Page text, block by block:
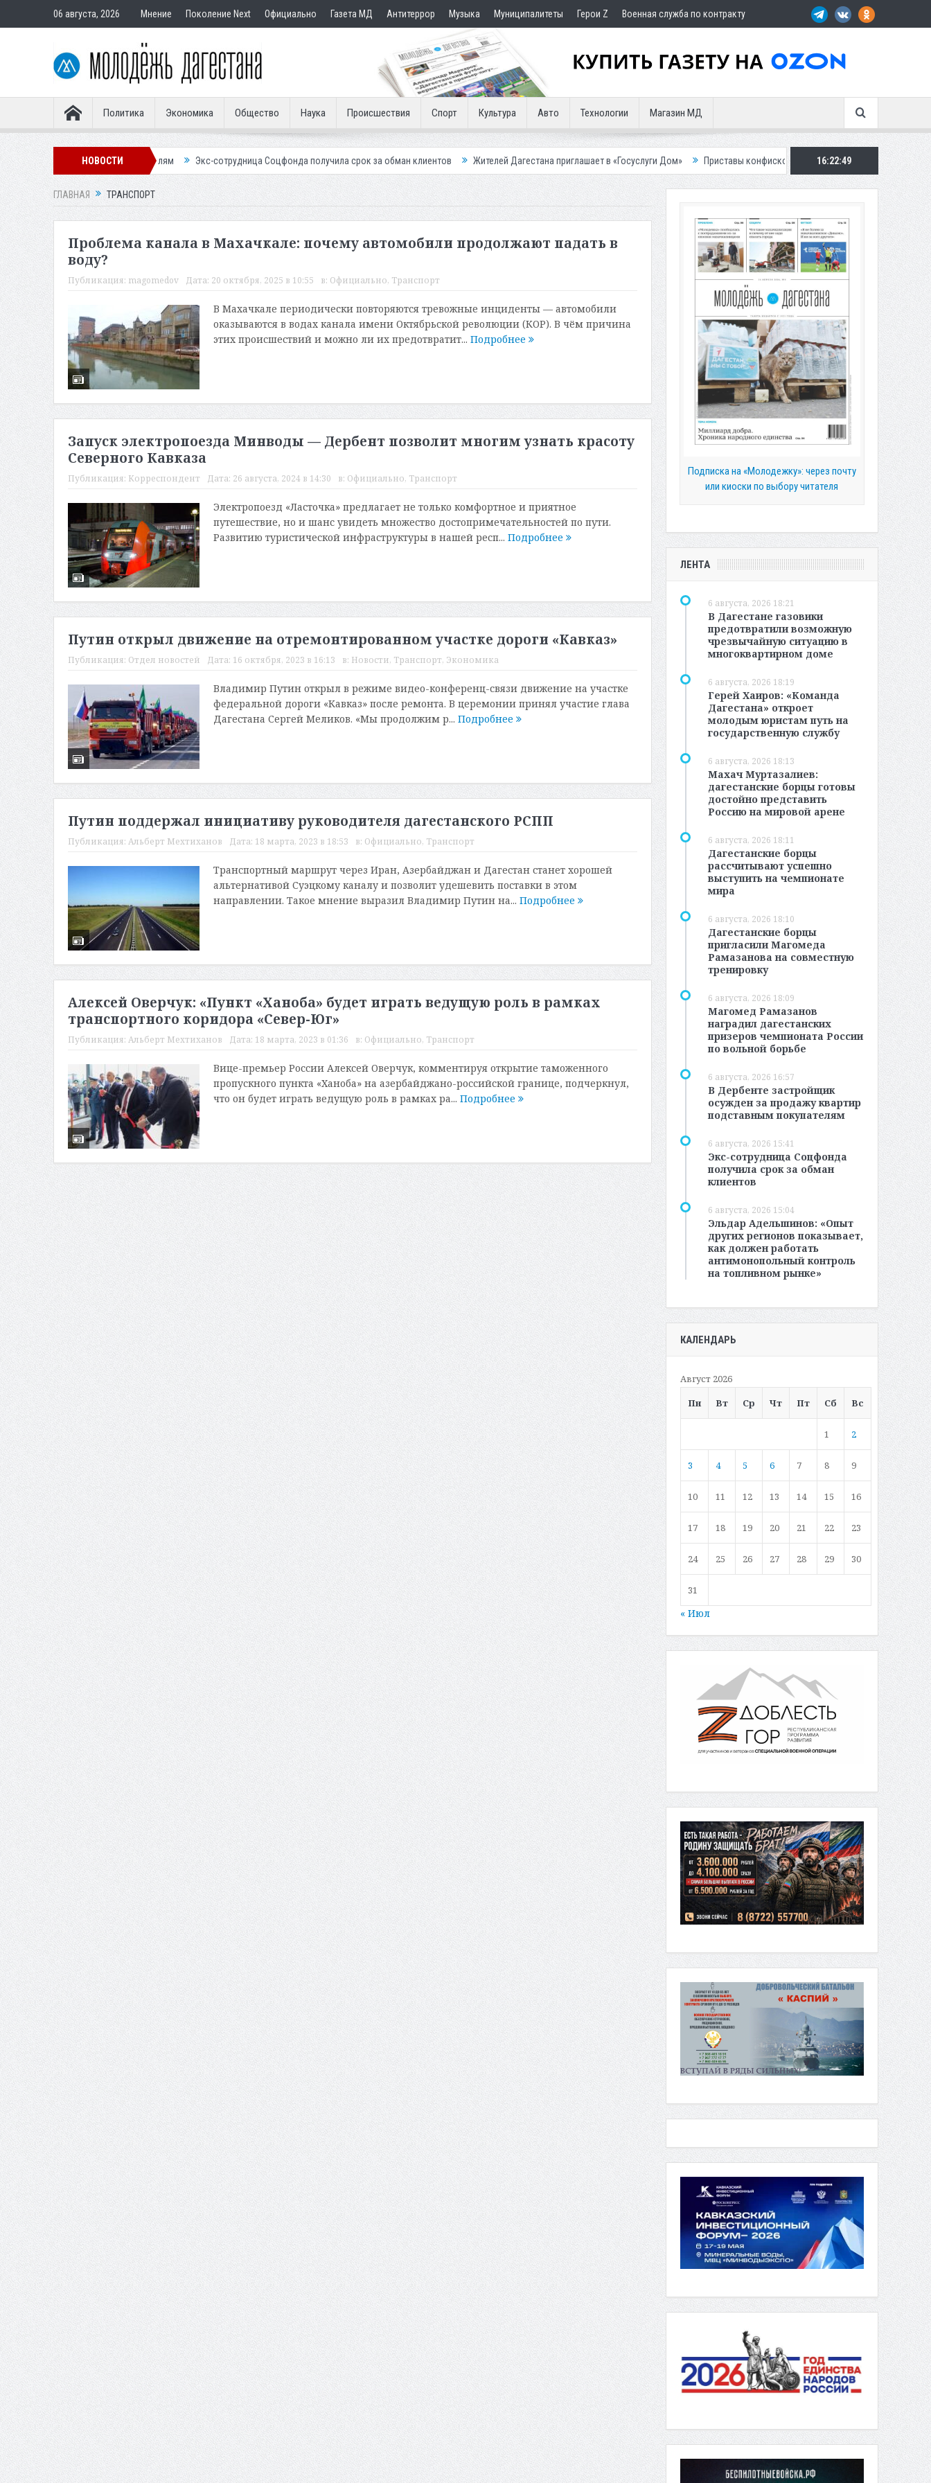
06 августа, 2026 Мнение Поколение Next Официально Газета МД Антитеррор Музыка Муниципалитеты Герои Z Военная служба по контракту
Политика Экономика Общество Наука Происшествия Спорт Культура Авто Технологии Магазин МД
НОВОСТИ
покупателям Экс-сотрудница Соцфонда получила срок за обман клиентов Жителей Дагестана приглашает в «Госуслуги Дом» Приставы конфисковали двух бурых медведей у жителя Дагестана
16:22:50
ГЛАВНАЯ ТРАНСПОРТ
Проблема канала в Махачкале: почему автомобили продолжают падать в
воду?
Публикация: magomedov Дата: 20 октября, 2025 в 10:55 в: Официально, Транспорт
В Махачкале периодически повторяются тревожные инциденты — автомобили
оказываются в водах канала имени Октябрьской революции (КОР). В чём причина
этих происшествий и можно ли их предотвратит... Подробнее
Запуск электропоезда Минводы — Дербент позволит многим узнать красоту
Северного Кавказа
Публикация: Корреспондент Дата: 26 августа, 2024 в 14:30 в: Официально, Транспорт
Электропоезд «Ласточка» предлагает не только комфортное и приятное
путешествие, но и шанс увидеть множество достопримечательностей по пути.
Развитию туристической инфраструктуры в нашей респ... Подробнее
Путин открыл движение на отремонтированном участке дороги «Кавказ»
Публикация: Отдел новостей Дата: 16 октября, 2023 в 16:13 в: Новости, Транспорт, Экономика
Владимир Путин открыл в режиме видео-конференц-связи движение на участке
федеральной дороги «Кавказ» после ремонта. В церемонии принял участие глава
Дагестана Сергей Меликов. «Мы продолжим р... Подробнее
Путин поддержал инициативу руководителя дагестанского РСПП
Публикация: Альберт Мехтиханов Дата: 18 марта, 2023 в 18:53 в: Официально, Транспорт
Транспортный маршрут через Иран, Азербайджан и Дагестан станет хорошей
альтернативой Суэцкому каналу и позволит удешевить поставки в этом
направлении. Такое мнение выразил Владимир Путин на... Подробнее
Алексей Оверчук: «Пункт «Ханоба» будет играть ведущую роль в рамках
транспортного коридора «Север-Юг»
Публикация: Альберт Мехтиханов Дата: 18 марта, 2023 в 01:36 в: Официально, Транспорт
Вице-премьер России Алексей Оверчук, комментируя открытие таможенного
пропускного пункта «Ханоба» на азербайджано-российской границе, подчеркнул,
что он будет играть ведущую роль в рамках ра... Подробнее
Подписка на «Молодежку»: через почту
или киоски по выбору читателя
ЛЕНТА
6 августа, 2026 18:21
В Дагестане газовики
предотвратили возможную
чрезвычайную ситуацию в
многоквартирном доме
6 августа, 2026 18:19
Герей Хаиров: «Команда
Дагестана» откроет
молодым юристам путь на
государственную службу
6 августа, 2026 18:13
Махач Муртазалиев:
дагестанские борцы готовы
достойно представить
Россию на мировой арене
6 августа, 2026 18:11
Дагестанские борцы
рассчитывают успешно
выступить на чемпионате
мира
6 августа, 2026 18:10
Дагестанские борцы
пригласили Магомеда
Рамазанова на совместную
тренировку
6 августа, 2026 18:09
Магомед Рамазанов
наградил дагестанских
призеров чемпионата России
по вольной борьбе
6 августа, 2026 16:57
В Дербенте застройщик
осужден за продажу квартир
подставным покупателям
6 августа, 2026 15:41
Экс-сотрудница Соцфонда
получила срок за обман
клиентов
6 августа, 2026 15:04
Эльдар Адельшинов: «Опыт
других регионов показывает,
как должен работать
антимонопольный контроль
на топливном рынке»
КАЛЕНДАРЬ
Август 2026
Пн
Вт Ср Чт Пт Сб Вс
1 2
3 4 5 6 7 8 9
10 11 12 13 14 15 16
17 18 19 20 21 22 23
24 25 26 27 28 29 30
31
« Июл